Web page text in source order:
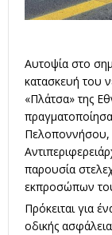
Αυτοψία στο
κατασκευή του
«Πλάτσα» της
Πελοποννήσου,
παρουσία
εκπροσώπων
Πρόκειται για
οδικής